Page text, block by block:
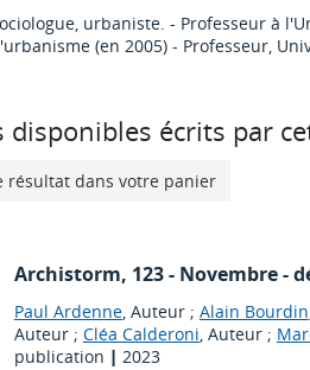
urbaniste. - Professeur à
(en 2005) - Professeur,
disponibles écrits par
résultat dans votre panier
Archistorm, 123 - Novembre -
Paul Ardenne, Auteur ; Alain Bourdin
Auteur ; Cléa Calderoni, Auteur ;
publication | 2023